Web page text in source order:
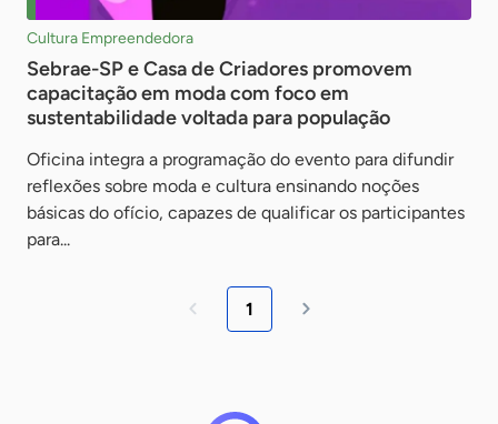
Cultura Empreendedora
Sebrae-SP e Casa de Criadores promovem
capacitação em moda com foco em
sustentabilidade voltada para população
Oficina integra a programação do evento para difundir
reflexões sobre moda e cultura ensinando noções
básicas do ofício, capazes de qualificar os participantes
para...
1